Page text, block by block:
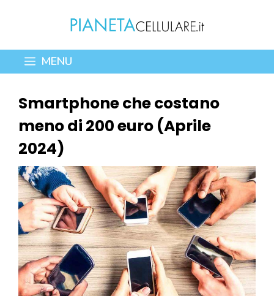
contenuto
MENU
Smartphone che costano
meno di 200 euro (Aprile
2024)